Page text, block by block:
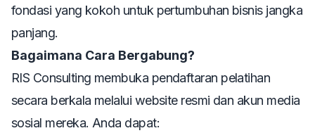
fondasi yang kokoh untuk pertumbuhan bisnis jangka
panjang.
Bagaimana Cara Bergabung?
RIS Consulting membuka pendaftaran pelatihan
secara berkala melalui website resmi dan akun media
sosial mereka. Anda dapat: